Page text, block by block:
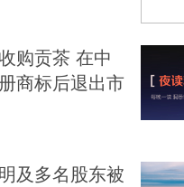
购贡茶 在中
商标后退出市
及多名股东被